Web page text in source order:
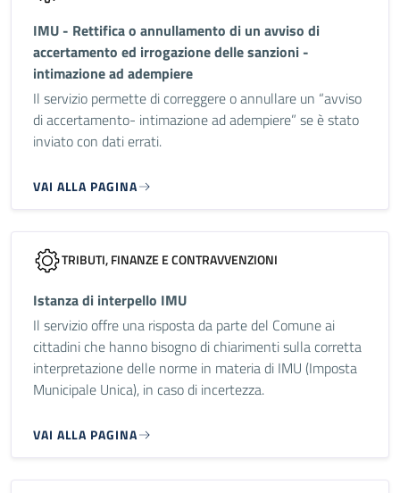
IMU - Rettifica o annullamento di un avviso di
accertamento ed irrogazione delle sanzioni -
intimazione ad adempiere
Il servizio permette di correggere o annullare un “avviso
di accertamento- intimazione ad adempiere” se è stato
inviato con dati errati.
VAI ALLA PAGINA
TRIBUTI, FINANZE E CONTRAVVENZIONI
Istanza di interpello IMU
Il servizio offre una risposta da parte del Comune ai
cittadini che hanno bisogno di chiarimenti sulla corretta
interpretazione delle norme in materia di IMU (Imposta
Municipale Unica), in caso di incertezza.
VAI ALLA PAGINA